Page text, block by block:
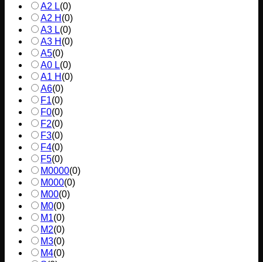
A2 L(0)
A2 H (0)
A3 L(0)
A3 H (0)
A5(0)
A0 L(0)
A1 H (0)
A6(0)
F1(0)
F0(0)
F2(0)
F3(0)
F4(0)
F5(0)
M0000(0)
M000(0)
M00(0)
M0(0)
M1(0)
M2(0)
M3(0)
M4(0)